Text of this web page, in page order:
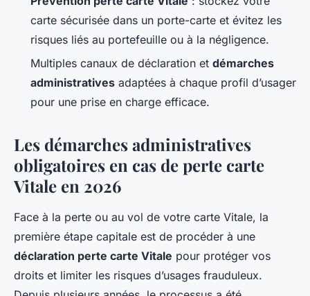
carte sécurisée dans un porte-carte et évitez les
risques liés au portefeuille ou à la négligence.
Multiples canaux de déclaration et démarches
administratives adaptées à chaque profil d’usager
pour une prise en charge efficace.
Les démarches administratives
obligatoires en cas de perte carte
Vitale en 2026
Face à la perte ou au vol de votre carte Vitale, la
première étape capitale est de procéder à une
déclaration perte carte Vitale pour protéger vos
droits et limiter les risques d’usages frauduleux.